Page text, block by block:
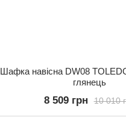
Шафка навісна DW08
глянець
10 010
8 509 грн